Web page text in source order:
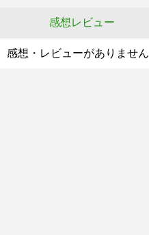
感想レビュー
感想・レビューがありません